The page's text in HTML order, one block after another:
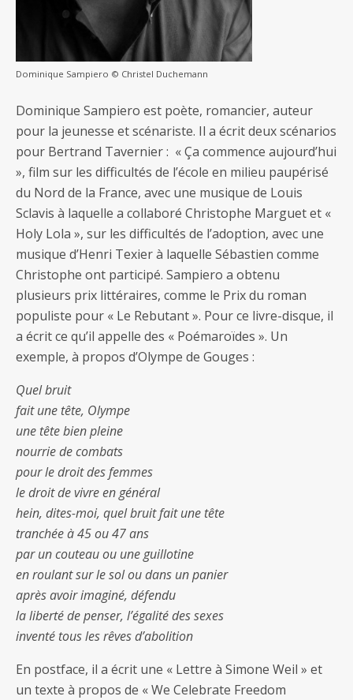
Dominique Sampiero © Christel Duchemann
Dominique Sampiero est poète, romancier, auteur
pour la jeunesse et scénariste. Il a écrit deux scénarios
pour Bertrand Tavernier : « Ça commence aujourd’hui
», film sur les difficultés de l’école en milieu paupérisé
du Nord de la France, avec une musique de Louis
Sclavis à laquelle a collaboré Christophe Marguet et «
Holy Lola », sur les difficultés de l’adoption, avec une
musique d’Henri Texier à laquelle Sébastien comme
Christophe ont participé. Sampiero a obtenu
plusieurs prix littéraires, comme le Prix du roman
populiste pour « Le Rebutant ». Pour ce livre-disque, il
a écrit ce qu’il appelle des « Poémaroïdes ». Un
exemple, à propos d’Olympe de Gouges :
Quel bruit
fait une tête, Olympe
une tête bien pleine
nourrie de combats
pour le droit des femmes
le droit de vivre en général
hein, dites-moi, quel bruit fait une tête
tranchée à 45 ou 47 ans
par un couteau ou une guillotine
en roulant sur le sol ou dans un panier
après avoir imaginé, défendu
la liberté de penser, l’égalité des sexes
inventé tous les rêves d’abolition
En postface, il a écrit une « Lettre à Simone Weil » et
un texte à propos de « We Celebrate Freedom